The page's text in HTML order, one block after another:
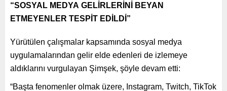
“SOSYAL MEDYA GELİRLERİNİ BEYAN
ETMEYENLER TESPİT EDİLDİ”
Yürütülen çalışmalar kapsamında sosyal medya
uygulamalarından gelir elde edenleri de izlemeye
aldıklarını vurgulayan Şimşek, şöyle devam etti:
“Başta fenomenler olmak üzere, Instagram, Twitch, TikTok